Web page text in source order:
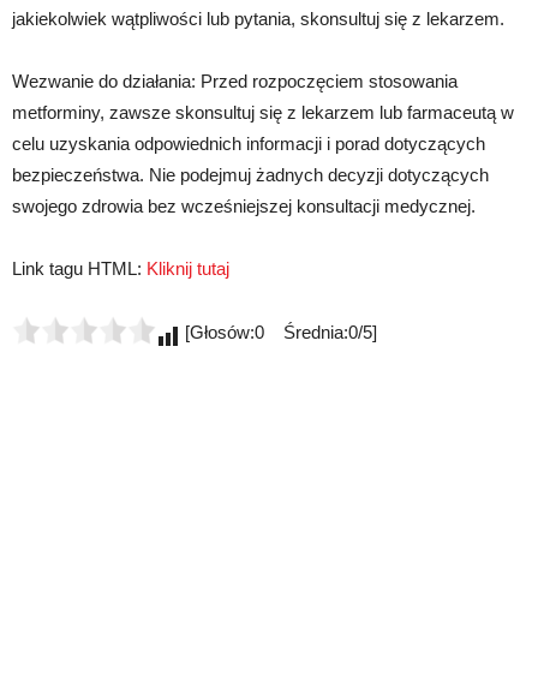
jakiekolwiek wątpliwości lub pytania, skonsultuj się z lekarzem.
Wezwanie do działania: Przed rozpoczęciem stosowania
metforminy, zawsze skonsultuj się z lekarzem lub farmaceutą w
celu uzyskania odpowiednich informacji i porad dotyczących
bezpieczeństwa. Nie podejmuj żadnych decyzji dotyczących
swojego zdrowia bez wcześniejszej konsultacji medycznej.
Link tagu HTML: Kliknij tutaj
[Głosów:0 Średnia:0/5]